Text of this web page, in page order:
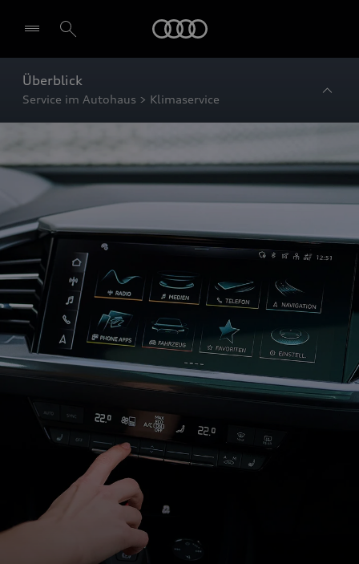
Überblick
Service im Autohaus > Klimaservice